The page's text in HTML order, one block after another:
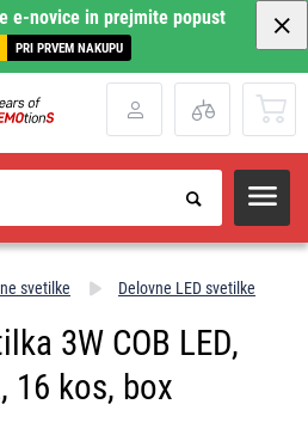
e-novice in prejmite popust
PRI PRVEM NAKUPU
svetilke Delovne LED svetilke
3W COB LED,
16 kos, box